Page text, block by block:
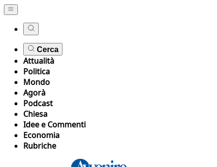
Cerca
Attualità
Politica
Mondo
Agorà
Podcast
Chiesa
Idee e Commenti
Economia
Rubriche